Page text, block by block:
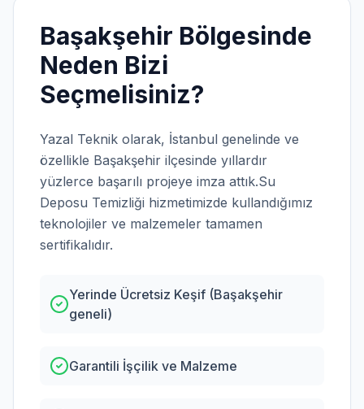
Başakşehir Bölgesinde
Neden Bizi
Seçmelisiniz?
Yazal Teknik olarak, İstanbul genelinde ve
özellikle Başakşehir ilçesinde yıllardır
yüzlerce başarılı projeye imza attık.Su
Deposu Temizliği hizmetimizde kullandığımız
teknolojiler ve malzemeler tamamen
sertifikalıdır.
Yerinde Ücretsiz Keşif (Başakşehir
geneli)
Garantili İşçilik ve Malzeme